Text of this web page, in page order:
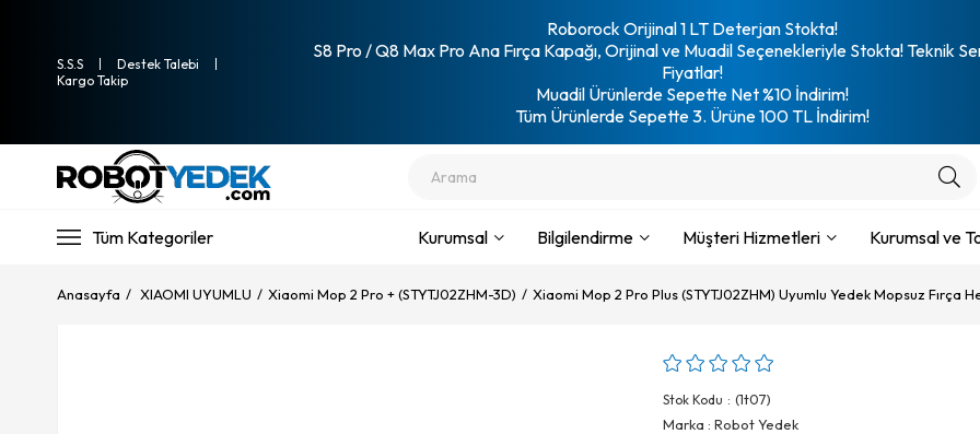
S.S.S
Destek Talebi
Kargo Takip
Roborock Orijinal 1 LT Deterjan Stokta!
S8 Pro / Q8 Max Pro Ana Fırça Kapağı, Orijinal ve Muadil Seçenekleriyle Stokta! Teknik
Fiyatlar!
Muadil Ürünlerde Sepette Net %10 İndirim!
Tüm Ürünlerde Sepette 3. Ürüne 100 TL İndirim!
Tüm Kategoriler Kurumsal Bilgilendirme Müşteri Hizmetleri Kurumsal ve
Anasayfa XIAOMI UYUMLU Xiaomi Mop 2 Pro + (STYTJ02ZHM-3D) Xiaomi Mop 2 Pro Plus (STYTJ02ZHM) Uyumlu Yedek Mopsuz Fırça
Stok Kodu
(1t07)
Marka : Robot Yedek